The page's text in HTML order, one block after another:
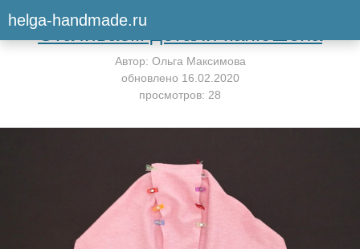
helga-handmade.ruВернуться к мастер-классу
Стачиваем детали капюшона
Автор: Ольга Максимова
обновлено 16.02.2020
просмотров: 28